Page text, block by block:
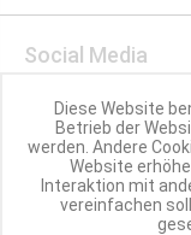
Social Media
Nachhaltigkeit
Partner werden
Diese Website
Betrieb der
werden. Andere
Website
Interaktion mit
vereinfachen